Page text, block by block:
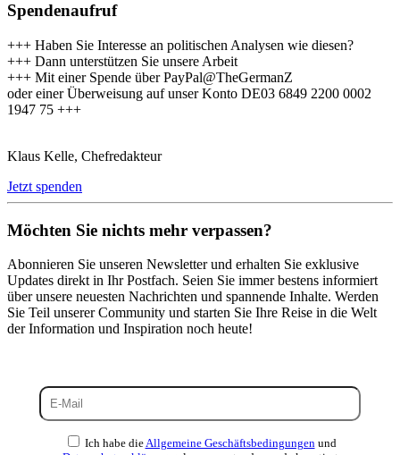
Spendenaufruf
+++ Haben Sie Interesse an politischen Analysen wie diesen?
+++ Dann unterstützen Sie unsere Arbeit
+++ Mit einer Spende über PayPal@TheGermanZ
oder einer Überweisung auf unser Konto DE03 6849 2200 0002
1947 75 +++
Klaus Kelle, Chefredakteur
Jetzt spenden
Möchten Sie nichts mehr verpassen?
Abonnieren Sie unseren Newsletter und erhalten Sie exklusive
Updates direkt in Ihr Postfach. Seien Sie immer bestens informiert
über unsere neuesten Nachrichten und spannende Inhalte. Werden
Sie Teil unserer Community und starten Sie Ihre Reise in die Welt
der Information und Inspiration noch heute!
Ich habe die Allgemeine Geschäftsbedingungen und